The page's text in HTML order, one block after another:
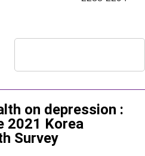
on depression :
2021 Korea
Survey